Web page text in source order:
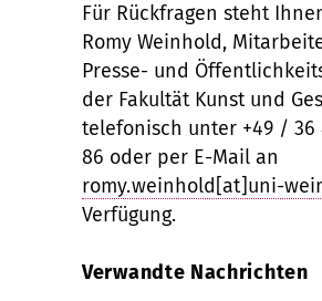
Für Rückfragen steht
Romy Weinhold,
Presse- und
der Fakultät Kunst und
telefonisch unter +49 / 36
86 oder per E-Mail an
romy.weinhold[at]uni-
Verfügung.
Verwandte Nachrichten